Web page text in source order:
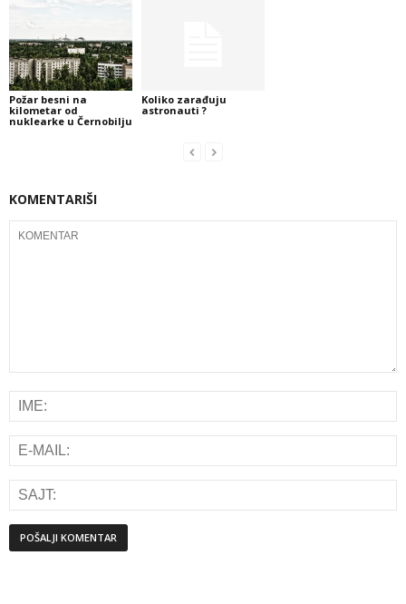
Požar besni na
kilometar od
nuklearke u Černobilju
Koliko zarađuju
astronauti ?
KOMENTARIŠI